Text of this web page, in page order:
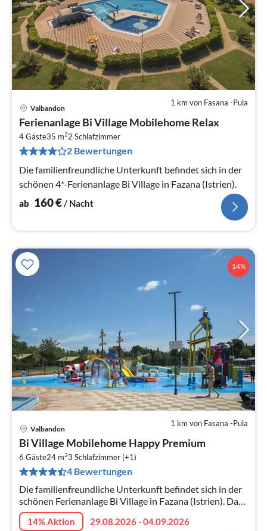
1 km von Fasana -Pula
Valbandon
Ferienanlage Bi Village Mobilehome Relax
4 Gäste35 m22 Schlafzimmer
2 Bewertungen
Die familienfreundliche Unterkunft befindet sich in der
schönen 4*-Ferienanlage Bi Village in Fazana (Istrien).
ab 160€ / Nacht
14%
1 km von Fasana -Pula
Valbandon
Bi Village Mobilehome Happy Premium
6 Gäste24 m23 Schlafzimmer (+1)
4 Bewertungen
Die familienfreundliche Unterkunft befindet sich in der
schönen Ferienanlage Bi Village in Fazana (Istrien). Das
Feriendorf grenzt direkt ans Meer und ist damit ideal für
Familien.
14% Aktion
29.08.2026 - 04.09.2026